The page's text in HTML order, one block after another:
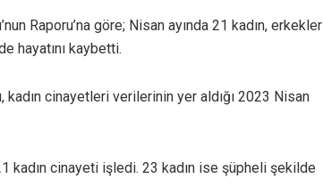
Raporu’na göre; Nisan ayında 21 kadın, erkekler
hayatını kaybetti.
kadın cinayetleri verilerinin yer aldığı 2023 Nisan
kadın cinayeti işledi. 23 kadın ise şüpheli şekilde